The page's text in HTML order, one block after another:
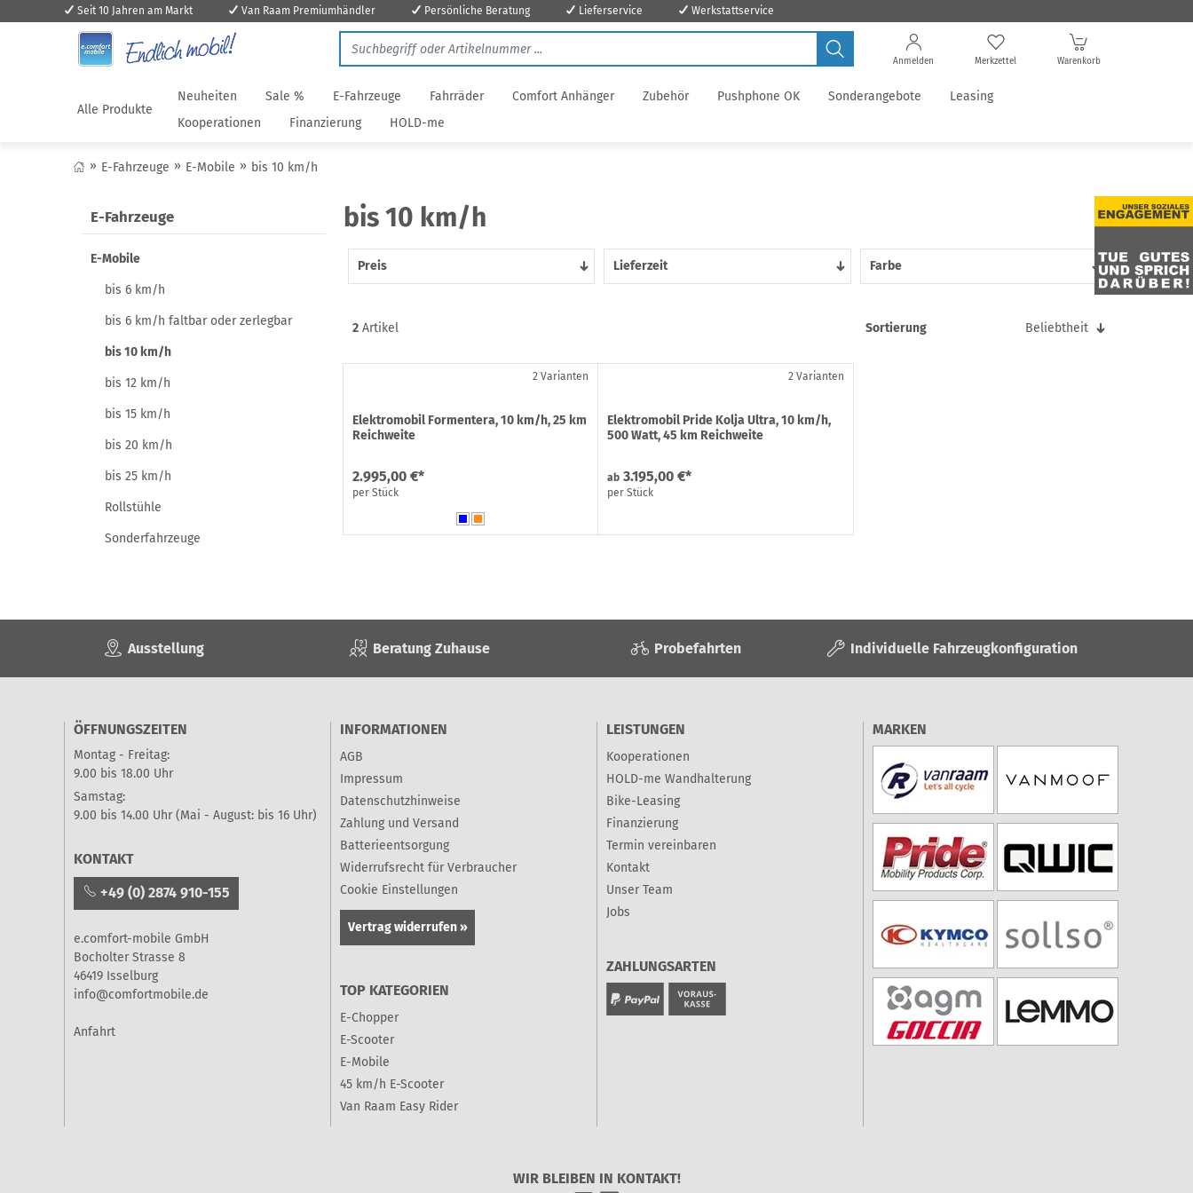
Seit 10 Jahren am Markt Van Raam Premiumhändler Persönliche Beratung Lieferservice Werkstattservice
Anmelden Merkzettel Warenkorb
Alle Produkte
Neuheiten Sale % E-Fahrzeuge Fahrräder Comfort Anhänger Zubehör Pushphone OK Sonderangebote
Leasing
Kooperationen
Finanzierung HOLD-me
E-Fahrzeuge E-Mobile bis 10 km/h
E-Fahrzeuge
E-Mobile
bis 6 km/h
bis 6 km/h faltbar oder zerlegbar
bis 10 km/h
bis 12 km/h
bis 15 km/h
bis 20 km/h
bis 25 km/h
Rollstühle
Sonderfahrzeuge
bis 10 km/h
Preis Lieferzeit Farbe
2 Artikel Sortierung Beliebtheit
2 Varianten
Elektromobil Formentera, 10 km/h, 25 km
Reichweite
2.995,00 €*
per Stück
2 Varianten
Elektromobil Pride Kolja Ultra, 10 km/h,
500 Watt, 45 km Reichweite
ab 3.195,00 €*
per Stück
Ausstellung Beratung Zuhause Probefahrten Individuelle Fahrzeugkonfiguration
ÖFFNUNGSZEITEN
Montag - Freitag:
9.00 bis 18.00 Uhr
Samstag:
9.00 bis 14.00 Uhr (Mai - August: bis 16 Uhr)
KONTAKT
+49 (0) 2874 910-155
e.comfort-mobile GmbH
Bocholter Strasse 8
46419 Isselburg
info@comfortmobile.de
Anfahrt
INFORMATIONEN
AGB
Impressum
Datenschutzhinweise
Zahlung und Versand
Batterieentsorgung
Widerrufsrecht für Verbraucher
Cookie Einstellungen
Vertrag widerrufen »
TOP KATEGORIEN
E-Chopper
E-Scooter
E-Mobile
45 km/h E-Scooter
Van Raam Easy Rider
LEISTUNGEN
Kooperationen
HOLD-me Wandhalterung
Bike-Leasing
Finanzierung
Termin vereinbaren
Kontakt
Unser Team
Jobs
ZAHLUNGSARTEN
MARKEN
WIR BLEIBEN IN KONTAKT!